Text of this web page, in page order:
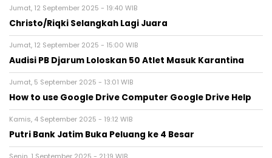
Jumat, 12 September 2025 - 19:40 WIB
Christo/Riqki Selangkah Lagi Juara
Jumat, 12 September 2025 - 15:00 WIB
Audisi PB Djarum Loloskan 50 Atlet Masuk Karantina
Jumat, 5 September 2025 - 13:01 WIB
How to use Google Drive Computer Google Drive Help
Kamis, 4 September 2025 - 19:12 WIB
Putri Bank Jatim Buka Peluang ke 4 Besar